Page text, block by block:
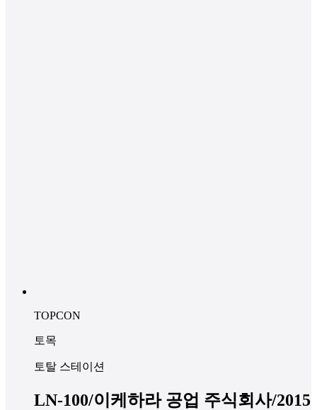
TOPCON
토목
토탈 스테이션
LN-100/이케하라 공업 주식회사/2015